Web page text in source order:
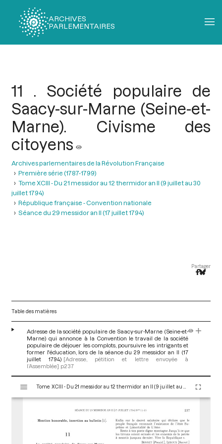
ARCHIVES
PARLEMENTAIRES
11 . Société populaire de
Saacy-sur-Marne (Seine-et-
Marne). Civisme des
citoyens
Archives parlementaires de la Révolution Française
Première série (1787-1799)
Tome XCIII - Du 21 messidor au 12 thermidor an II (9 juillet au 30
juillet 1794)
République française - Convention nationale
Séance du 29 messidor an II (17 juillet 1794)
Partager
Table des matières
Adresse de la société populaire de Saacy-sur-Marne (Seine-et-
Marne) qui annonce à la Convention le travail de la société
populaire de déjouer les complots, poursuivre les intrigants et
former l'éducation, lors de la séance du 29 messidor an II (17
juillet 1794) [Adresse, pétition et lettre envoyée à
l’Assemblée] p.237
s